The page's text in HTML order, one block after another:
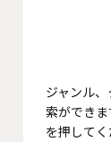
ジャンル
索ができ
を押してく